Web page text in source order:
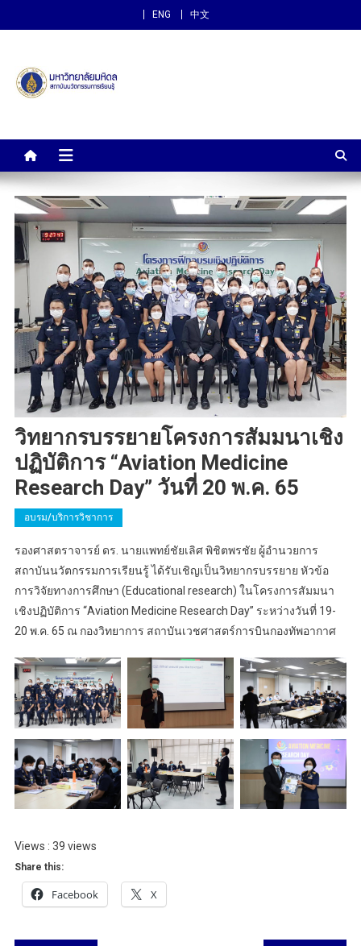
ENG 中文
สถาบันนวัตกรรมการเรียนรู้
วิทยากรบรรยายโครงการสัมมนาเชิง
ปฏิบัติการ “Aviation Medicine
Research Day” วันที่ 20 พ.ค. 65
อบรม/บริการวิชาการ
รองศาสตราจารย์ ดร. นายแพทย์ชัยเลิศ พิชิตพรชัย ผู้อำนวยการ
สถาบันนวัตกรรมการเรียนรู้ ได้รับเชิญเป็นวิทยากรบรรยาย หัวข้อ
การวิจัยทางการศึกษา (Educational research) ในโครงการสัมมนา
เชิงปฏิบัติการ “Aviation Medicine Research Day” ระหว่างวันที่ 19-
20 พ.ค. 65 ณ กองวิทยาการ สถาบันเวชศาสตร์การบินกองทัพอากาศ
Views : 39 views
Share this:
Facebook X